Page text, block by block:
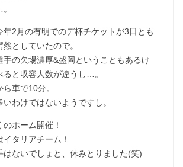
年2月の有明でのデ杯チケットが3日とも
としていたので。
手の欠場濃厚&盛岡ということもあるけ
ると収容人数が違うし…。
車で10分。
わけではないようですし。
ホーム開催！
イタリアチーム！
はないでしょと、休みとりました(笑)